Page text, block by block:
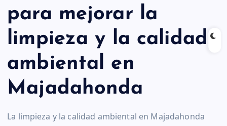
para mejorar la
limpieza y la calidad
ambiental en
Majadahonda
La limpieza y la calidad ambiental en Majadahonda